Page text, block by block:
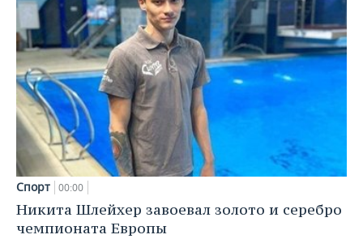
Спорт 00:00
Никита Шлейхер завоевал золото и серебро
чемпионата Европы